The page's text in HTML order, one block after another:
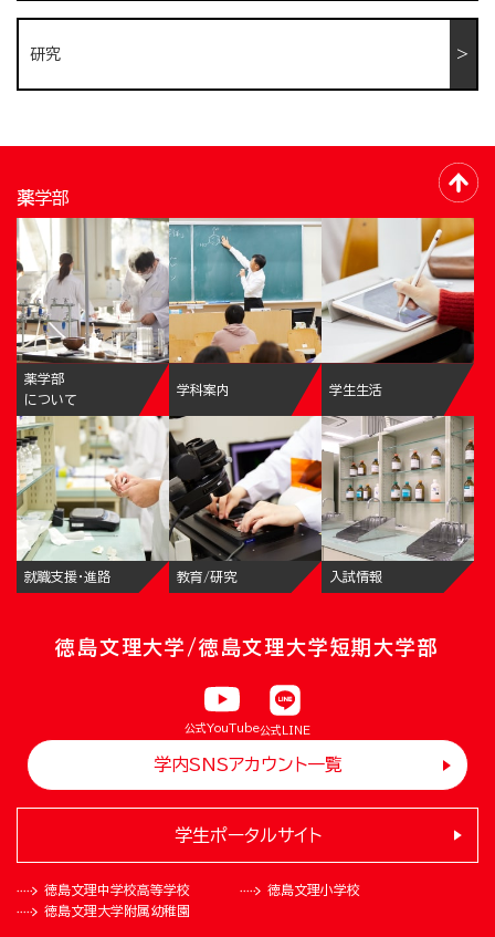
研究
薬学部
薬学部
について
学科案内 学生生活
就職支援・進路 教育/研究 入試情報
徳島文理大学/徳島文理大学短期大学部
公式YouTube公式LINE
学内SNSアカウント一覧
徳島文理中学校高等学校
徳島文理小学校
徳島文理大学附属幼稚園
学生ポータルサイト